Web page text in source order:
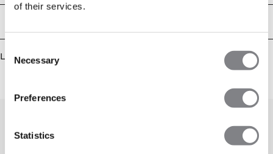
of their services.
Selection
Necessary
Preferences
Statistics
Liknande produkter